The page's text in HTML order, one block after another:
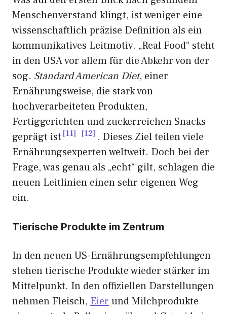
Menschenverstand klingt, ist weniger eine
wissenschaftlich präzise Definition als ein
kommunikatives Leitmotiv. „Real Food“ steht
in den USA vor allem für die Abkehr von der
sog. Standard American Diet, einer
Ernährungsweise, die stark von
hochverarbeiteten Produkten,
Fertiggerichten und zuckerreichen Snacks
geprägt ist 11 12 . Dieses Ziel teilen viele
Ernährungsexperten weltweit. Doch bei der
Frage, was genau als „echt“ gilt, schlagen die
neuen Leitlinien einen sehr eigenen Weg
ein.
Tierische Produkte im Zentrum
In den neuen US-Ernährungsempfehlungen
stehen tierische Produkte wieder stärker im
Mittelpunkt. In den offiziellen Darstellungen
nehmen Fleisch, Eier und Milchprodukte